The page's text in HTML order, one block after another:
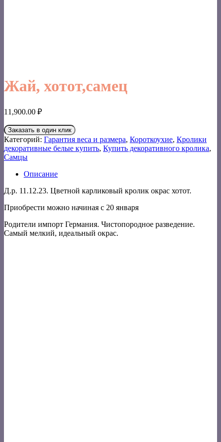
Жай, хотот,самец
11,900.00 ₽
Заказать в один клик
Категорий: Гарантия веса и размера, Короткоухие, Кролики
декоративные белые купить, Купить декоративного кролика,
Самцы
Описание
Д.р. 11.12.23. Цветной карликовый кролик окрас хотот.
Приобрести можно начиная с 20 января
Родители импорт Германия. Чистопородное разведение.
Самый мелкий, идеальный окрас.